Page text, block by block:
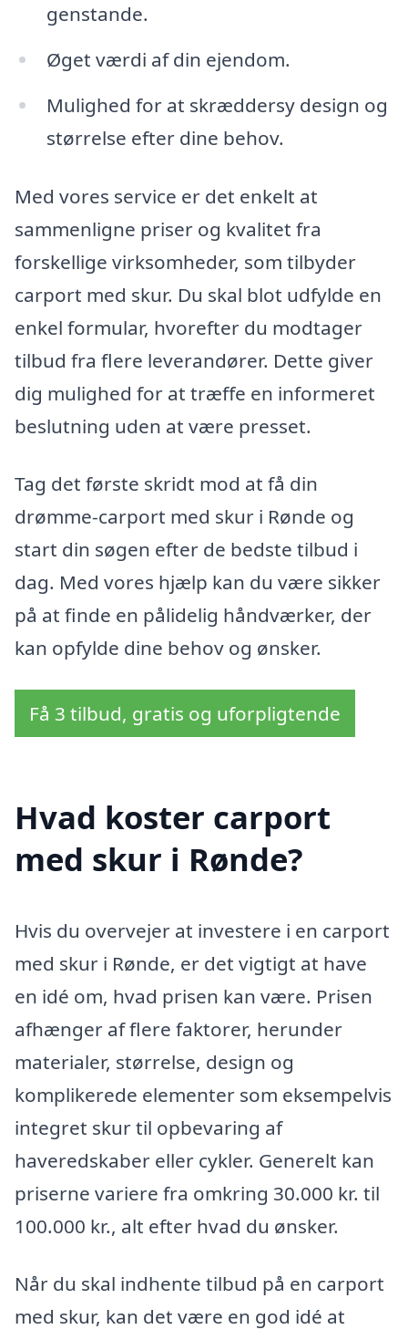
genstande.
Øget værdi af din ejendom.
Mulighed for at skræddersy design og
størrelse efter dine behov.
Med vores service er det enkelt at
sammenligne priser og kvalitet fra
forskellige virksomheder, som tilbyder
carport med skur. Du skal blot udfylde en
enkel formular, hvorefter du modtager
tilbud fra flere leverandører. Dette giver
dig mulighed for at træffe en informeret
beslutning uden at være presset.
Tag det første skridt mod at få din
drømme-carport med skur i Rønde og
start din søgen efter de bedste tilbud i
dag. Med vores hjælp kan du være sikker
på at finde en pålidelig håndværker, der
kan opfylde dine behov og ønsker.
Få 3 tilbud, gratis og uforpligtende
Hvad koster carport
med skur i Rønde?
Hvis du overvejer at investere i en carport
med skur i Rønde, er det vigtigt at have
en idé om, hvad prisen kan være. Prisen
afhænger af flere faktorer, herunder
materialer, størrelse, design og
komplikerede elementer som eksempelvis
integret skur til opbevaring af
haveredskaber eller cykler. Generelt kan
priserne variere fra omkring 30.000 kr. til
100.000 kr., alt efter hvad du ønsker.
Når du skal indhente tilbud på en carport
med skur, kan det være en god idé at